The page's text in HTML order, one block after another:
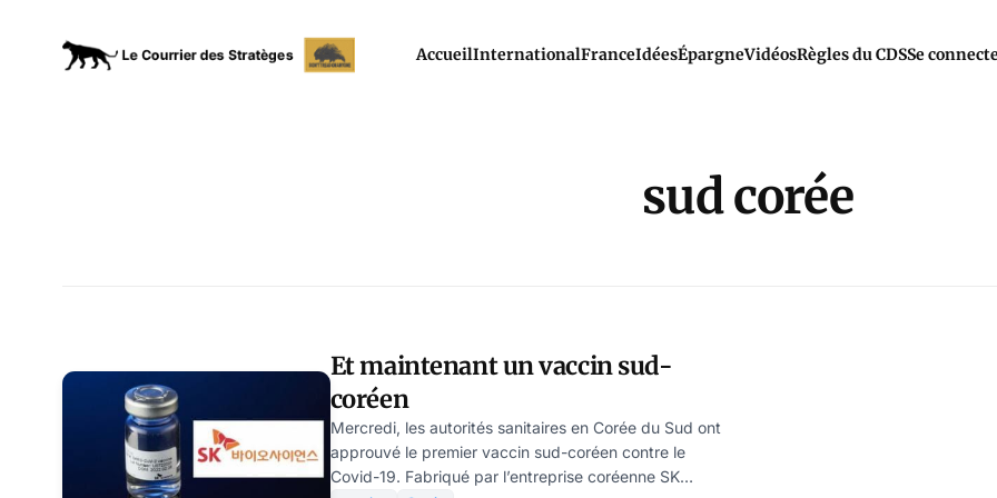
AccueilInternationalFranceIdéesÉpargneVidéosRègles du CDSSe
sud corée
Et maintenant un vaccin sud-
coréen
Mercredi, les autorités sanitaires en Corée du Sud ont
approuvé le premier vaccin sud-coréen contre le
Covid-19. Fabriqué par l’entreprise coréenne SK